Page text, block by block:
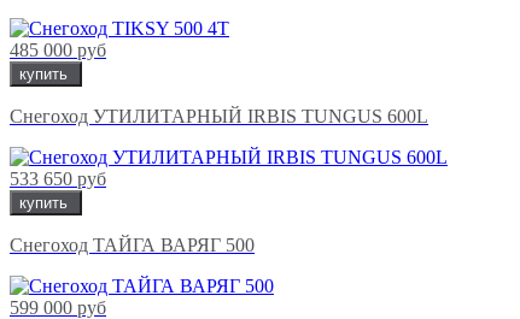
485 000 руб
купить
Снегоход УТИЛИТАРНЫЙ IRBIS TUNGUS 600L
533 650 руб
купить
Снегоход ТАЙГА ВАРЯГ 500
599 000 руб